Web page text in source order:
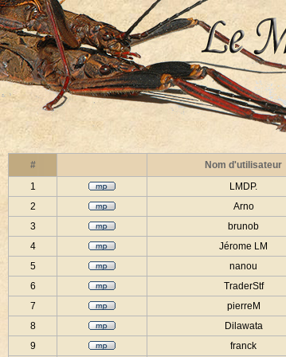
# Nom d'utilisateur
1
LMDP.
2
Arno
3
brunob
4
Jérome LM
5
nanou
6
TraderStf
7
pierreM
8
Dilawata
9
franck